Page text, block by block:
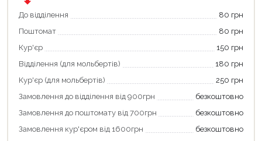
єКнига.
Використовуйте
карту
щоб
зекономити
та
отримати
додаткові
переваги!
картою
єКнига
–
«Національний
кешбек».
покупку
«Національний
кешбек»
та
отримуйте
вигідне
повернення
Економте
більше
разом
До відділення
80 грн
Поштомат
80 грн
Кур'єр
150 грн
Відділення (для мольбертів)
180 грн
Кур'єр (для мольбертів)
250 грн
Замовлення до відділення від 900грн
безкоштовно
Замовлення до поштомату від 700грн
безкоштовно
Замовлення кур'єром від 1600грн
безкоштовно